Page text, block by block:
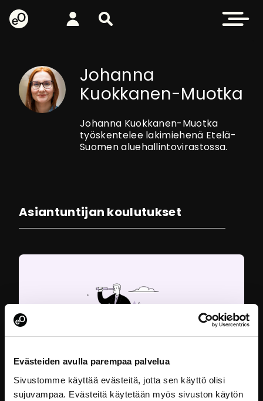
Evästeiden avulla parempaa palvelua
Sivustomme käyttää evästeitä, jotta sen käyttö olisi
sujuvampaa. Evästeitä käytetään myös sivuston käytön
eOppiva - Etusivulle
Kirjaudu Etsi sivustolta Avaa
Johanna
Kuokkanen-Muotka
Johanna Kuokkanen-Muotka
työskentelee lakimiehenä Etelä-
Suomen aluehallintovirastossa.
Asiantuntijan koulutukset